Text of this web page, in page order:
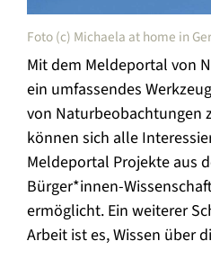
Foto (c) Michaela at home in
Mit dem Meldeportal von
ein umfassendes
von Naturbeobachtungen
können sich alle
Meldeportal Projekte aus
Bürger*innen-
ermöglicht. Ein weiterer
Arbeit ist es, Wissen über